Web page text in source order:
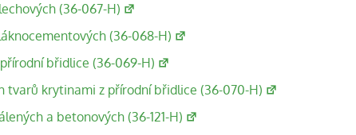
(36-067-H)
(36-068-H)
břidlice (36-069-H)
tvarů krytinami z přírodní břidlice (36-070-H)
a betonových (36-121-H)